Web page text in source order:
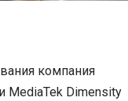
компания
MediaTek Dimensity